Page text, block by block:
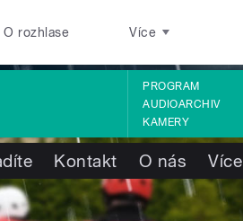
O rozhlase Více
PROGRAM
AUDIOARCHIV
KAMERY
Kontakt O nás Více